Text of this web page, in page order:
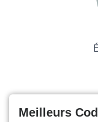
Meilleurs